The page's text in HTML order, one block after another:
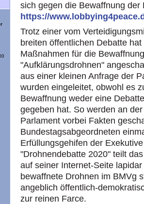
sich gegen die Bewaffnung
https://
Trotz einer vom
breiten öffentlichen Debatte
Maßnahmen für die
"Aufklärungsdrohnen"
aus einer kleinen Anfrage der
wurden eingeleitet, obwohl es
Bewaffnung weder eine
gegeben hat. So werden an
Parlament vorbei Fakten
Bundestagsabgeordneten
Erfüllungsgehifen der
"Drohnendebatte 2020" teilt
auf seiner Internet-Seite
bewaffnete Drohnen im BMVg
angeblich öffentlich-
zur reinen Farce.